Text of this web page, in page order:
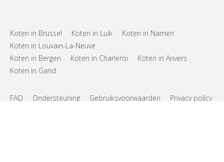
Koten in Brussel Koten in Luik
Koten in Namen
Koten in Louvain-La-Neuve
Koten in Bergen
Koten in Charleroi
Koten in Anvers
Koten in Gand
FAQ Ondersteuning Gebruiksvoorwaarden Privacy policy